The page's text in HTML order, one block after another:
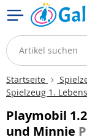
Startseite
Spielzeug 1.
Playmobil
und Minnie